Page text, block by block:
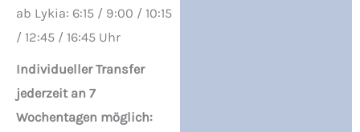
ab Lykia: 6:15 / 9:00 / 10:15
/ 12:45 / 16:45 Uhr
Individueller Transfer
jederzeit an 7
Wochentagen möglich: